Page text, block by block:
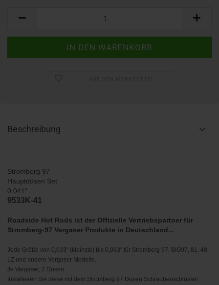
Beschreibung
Stromberg 97
Hauptdüsen Set
0.041"
9533K-41
Roadside Hot Rods ist der Offizielle Vertriebspartner für
Stromberg-97 Vergaser Produkte in Deutschland...
Jede Größe von 0,033" (kleinste) bis 0,063" für Stromberg 97, BIG97, 81, 48,
LZ und andere Vergaser Modelle.
Je Vergaser, 2 Düsen.
Installieren Sie diese mit dem Stromberg 97 Düsen Schraubenschlüssel